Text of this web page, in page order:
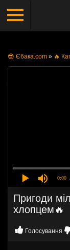
😎 Єбака.com » 🔥
0:00
Пригоди
хлопцем🔥
Голосування